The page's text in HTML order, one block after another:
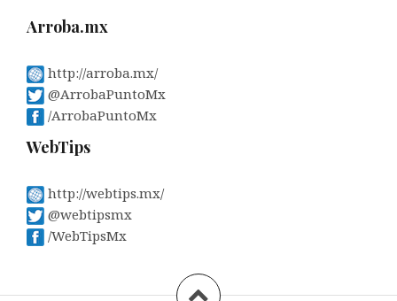
Arroba.mx
http://arroba.mx/
@ArrobaPuntoMx
/ArrobaPuntoMx
WebTips
http://webtips.mx/
@webtipsmx
/WebTipsMx